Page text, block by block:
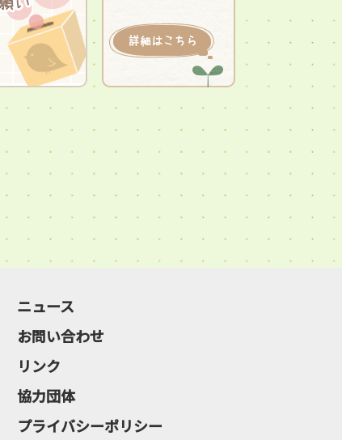
ニュース
お問い合わせ
リンク
協力団体
プライバシーポリシー